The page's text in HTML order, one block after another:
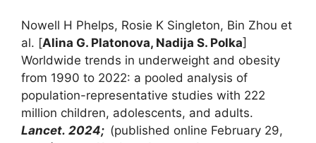
Nowell H Phelps, Rosie K Singleton, Bin Zhou et
al. [Alina G. Platonova, Nadija S. Polka]
Worldwide trends in underweight and obesity
from 1990 to 2022: a pooled analysis of
population-representative studies with 222
million children, adolescents, and adults.
Lancet. 2024; (published online February 29,